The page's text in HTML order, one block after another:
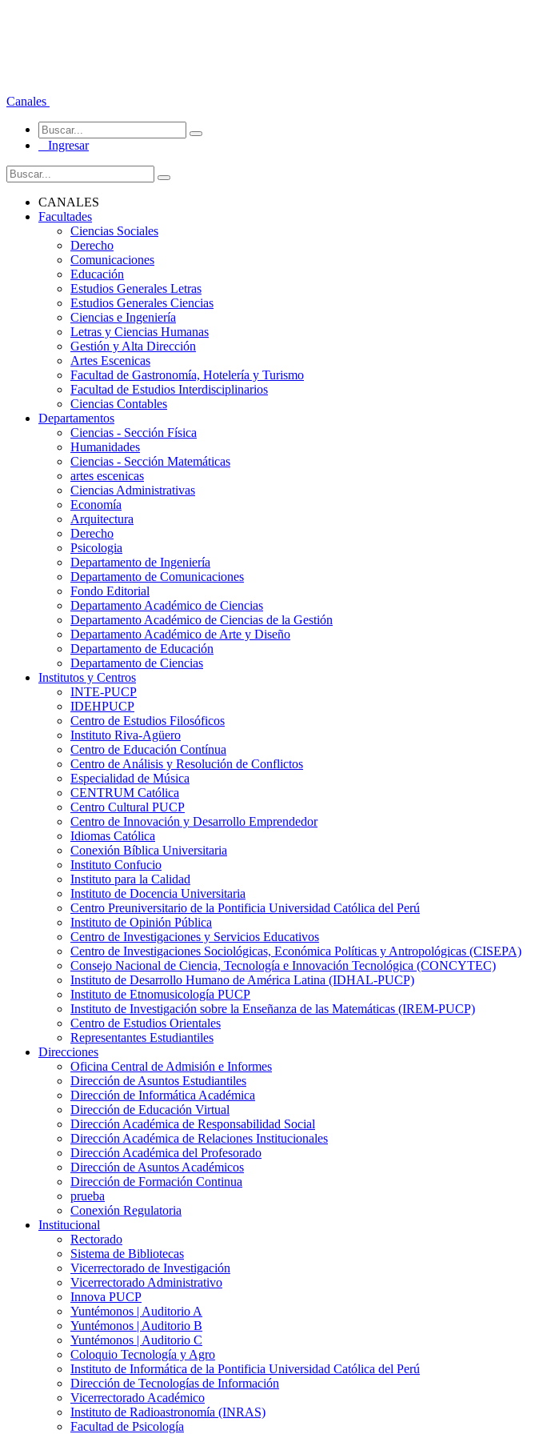
Canales
Ingresar
CANALES
Facultades
Ciencias Sociales
Derecho
Comunicaciones
Educación
Estudios Generales Letras
Estudios Generales Ciencias
Ciencias e Ingeniería
Letras y Ciencias Humanas
Gestión y Alta Dirección
Artes Escenicas
Facultad de Gastronomía, Hotelería y Turismo
Facultad de Estudios Interdisciplinarios
Ciencias Contables
Departamentos
Ciencias - Sección Física
Humanidades
Ciencias - Sección Matemáticas
artes escenicas
Ciencias Administrativas
Economía
Arquitectura
Derecho
Psicologia
Departamento de Ingeniería
Departamento de Comunicaciones
Fondo Editorial
Departamento Académico de Ciencias
Departamento Académico de Ciencias de la Gestión
Departamento Académico de Arte y Diseño
Departamento de Educación
Departamento de Ciencias
Institutos y Centros
INTE-PUCP
IDEHPUCP
Centro de Estudios Filosóficos
Instituto Riva-Agüero
Centro de Educación Contínua
Centro de Análisis y Resolución de Conflictos
Especialidad de Música
CENTRUM Católica
Centro Cultural PUCP
Centro de Innovación y Desarrollo Emprendedor
Idiomas Católica
Conexión Bíblica Universitaria
Instituto Confucio
Instituto para la Calidad
Instituto de Docencia Universitaria
Centro Preuniversitario de la Pontificia Universidad Católica del Perú
Instituto de Opinión Pública
Centro de Investigaciones y Servicios Educativos
Centro de Investigaciones Sociológicas, Económica Políticas y Antropológicas (CISEPA)
Consejo Nacional de Ciencia, Tecnología e Innovación Tecnológica (CONCYTEC)
Instituto de Desarrollo Humano de América Latina (IDHAL-PUCP)
Instituto de Etnomusicología PUCP
Instituto de Investigación sobre la Enseñanza de las Matemáticas (IREM-PUCP)
Centro de Estudios Orientales
Representantes Estudiantiles
Direcciones
Oficina Central de Admisión e Informes
Dirección de Asuntos Estudiantiles
Dirección de Informática Académica
Dirección de Educación Virtual
Dirección Académica de Responsabilidad Social
Dirección Académica de Relaciones Institucionales
Dirección Académica del Profesorado
Dirección de Asuntos Académicos
Dirección de Formación Continua
prueba
Conexión Regulatoria
Institucional
Rectorado
Sistema de Bibliotecas
Vicerrectorado de Investigación
Vicerrectorado Administrativo
Innova PUCP
Yuntémonos | Auditorio A
Yuntémonos | Auditorio B
Yuntémonos | Auditorio C
Coloquio Tecnología y Agro
Instituto de Informática de la Pontificia Universidad Católica del Perú
Dirección de Tecnologías de Información
Vicerrectorado Académico
Instituto de Radioastronomía (INRAS)
Facultad de Psicología